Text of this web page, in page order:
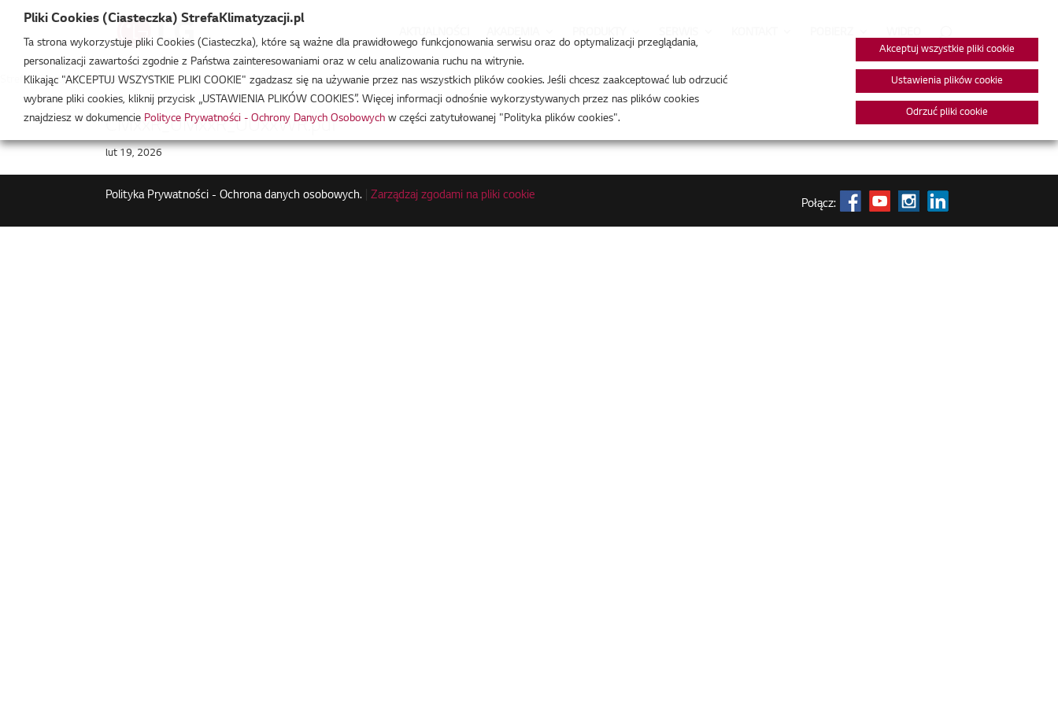
Strefa Klimatyzacji /UM42R
CMxxR_UMxxR_UUxxWR.pdf
lut 19, 2026
Polityka Prywatności - Ochrona danych osobowych. |Zarządzaj zgodami na pliki cookie
Połącz:
Pliki Cookies (Ciasteczka) StrefaKlimatyzacji.pl
Ta strona wykorzystuje pliki Cookies (Ciasteczka), które są ważne dla prawidłowego funkcjonowania serwisu oraz do optymalizacji przeglądania,
personalizacji zawartości zgodnie z Państwa zainteresowaniami oraz w celu analizowania ruchu na witrynie.
Klikając "AKCEPTUJ WSZYSTKIE PLIKI COOKIE" zgadzasz się na używanie przez nas wszystkich plików cookies. Jeśli chcesz zaakceptować lub odrzucić
wybrane pliki cookies, kliknij przycisk „USTAWIENIA PLIKÓW COOKIES”. Więcej informacji odnośnie wykorzystywanych przez nas plików cookies
znajdziesz w dokumencie Polityce Prywatności - Ochrony Danych Osobowych w części zatytułowanej "Polityka plików cookies".
Akceptuj wszystkie pliki cookie
Ustawienia plików cookie
Odrzuć pliki cookie